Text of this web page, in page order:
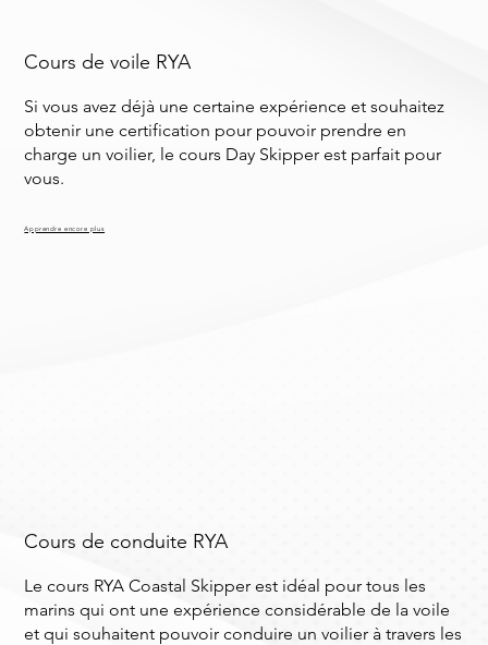
Apprendre encore plus
Cours de voile RYA
Si vous avez déjà une certaine expérience et souhaitez
obtenir une certification pour pouvoir prendre en
charge un voilier, le cours Day Skipper est parfait pour
vous.
Cours de conduite RYA
Le cours RYA Coastal Skipper est idéal pour tous les
marins qui ont une expérience considérable de la voile
et qui souhaitent pouvoir conduire un voilier à travers les